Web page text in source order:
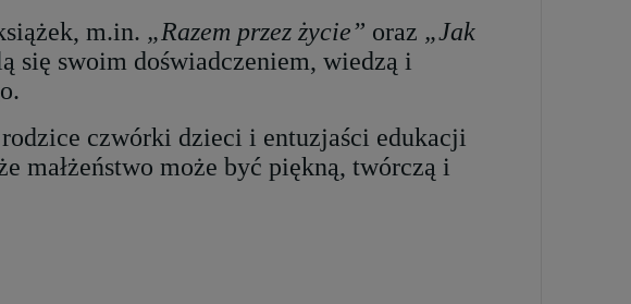
m.in. „Razem przez życie” oraz „Jak
się swoim doświadczeniem, wiedzą i
czwórki dzieci i entuzjaści edukacji
małżeństwo może być piękną, twórczą i